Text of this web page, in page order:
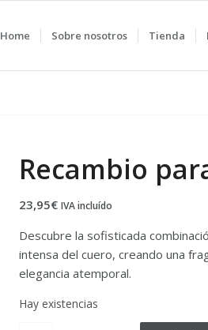
Home Sobre nosotros Tienda
Recambio
23,95€ IVA incluído
Descubre la sofisticada
intensa del cuero, creando una
elegancia atemporal.
Hay existencias